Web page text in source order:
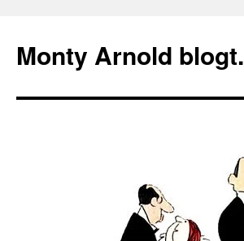
springen
Monty Arnold blogt.